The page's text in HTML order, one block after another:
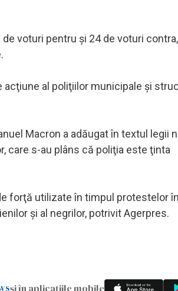
voturi pentru şi 24 de voturi contra,
al poliţiilor municipale şi
Macron a adăugat în textul legii
care s-au plâns că poliţia este ţinta
forţă utilizate în timpul protestelor
şi al negrilor, potrivit Agerpres.
și în aplicațiile mobile